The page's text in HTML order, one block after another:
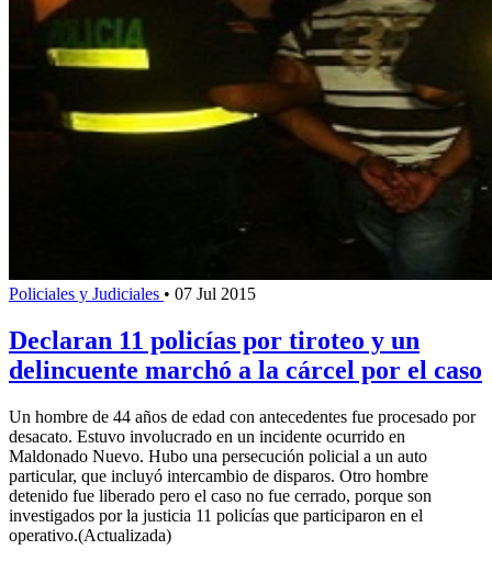
Policiales y Judiciales • 07 Jul 2015
Declaran 11 policías por tiroteo y un
delincuente marchó a la cárcel por el caso
Un hombre de 44 años de edad con antecedentes fue procesado por
desacato. Estuvo involucrado en un incidente ocurrido en
Maldonado Nuevo. Hubo una persecución policial a un auto
particular, que incluyó intercambio de disparos. Otro hombre
detenido fue liberado pero el caso no fue cerrado, porque son
investigados por la justicia 11 policías que participaron en el
operativo.(Actualizada)